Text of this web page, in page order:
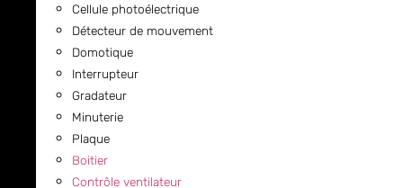
Cellule photoélectrique
Détecteur de mouvement
Domotique
Interrupteur
Gradateur
Minuterie
Plaque
Boitier
Contrôle ventilateur